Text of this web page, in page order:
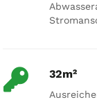
32m²